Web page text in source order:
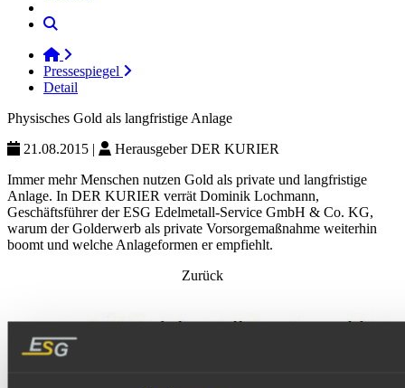
Pressespiegel
Detail
Physisches Gold als langfristige Anlage
21.08.2015 | HerausgeberDER KURIER
Immer mehr Menschen nutzen Gold als private und langfristige
Anlage. In DER KURIER verrät Dominik Lochmann,
Geschäftsführer der ESG Edelmetall-Service GmbH & Co. KG,
warum der Golderwerb als private Vorsorgemaßnahme weiterhin
boomt und welche Anlageformen er empfiehlt.
Zurück